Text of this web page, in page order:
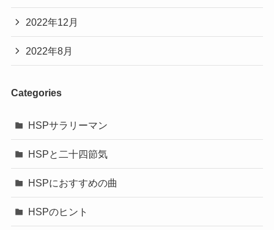
2022年12月
2022年8月
Categories
HSPサラリーマン
HSPと二十四節気
HSPにおすすめの曲
HSPのヒント